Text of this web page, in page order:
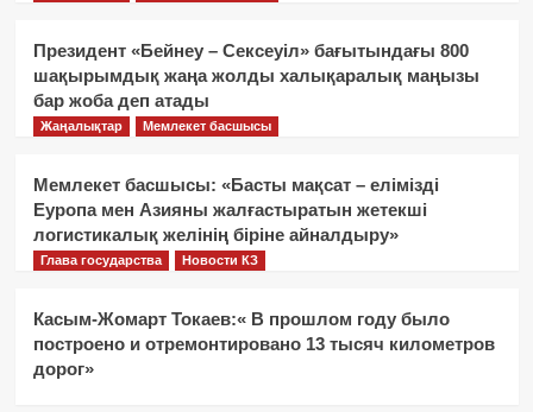
Президент «Бейнеу – Сексеуіл» бағытындағы 800
шақырымдық жаңа жолды халықаралық маңызы
бар жоба деп атады
Жаңалықтар Мемлекет басшысы
Мемлекет басшысы: «Басты мақсат – елімізді
Еуропа мен Азияны жалғастыратын жетекші
логистикалық желінің біріне айналдыру»
Глава государства Новости КЗ
Касым-Жомарт Токаев:« В прошлом году было
построено и отремонтировано 13 тысяч километров
дорог»